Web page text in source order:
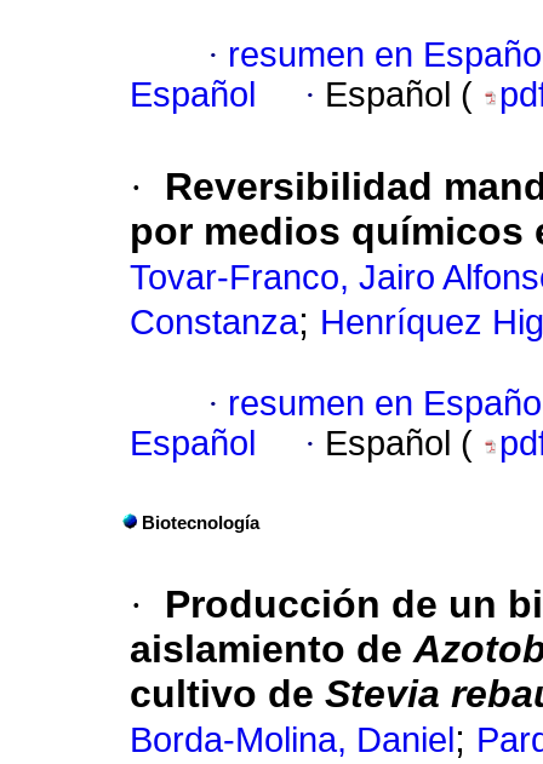
· resumen en
Español
· Español (
·
Reversibilidad
por medios químicos
Tovar-Franco, Jairo
Constanza; Henríquez
· resumen en
Español
· Español (
Biotecnología
·
Producción de un
aislamiento de
cultivo de Stevia
Borda-Molina, Daniel ;